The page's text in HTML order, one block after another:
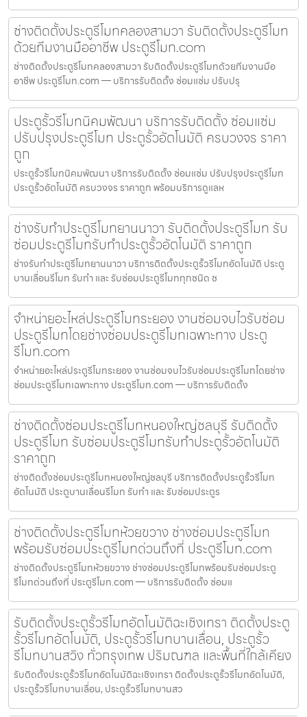
ช่างติดตั้งประตูรีโมทคลองสามวา รับติดตั้งประตูรีโมท
ด้วยทีมงานมืออาชีพ ประตูรีโมท.com
ช่างติดตั้งประตูรีโมทคลองสามวา รับติดตั้งประตูรีโมทด้วยทีมงานมือ
อาชีพ ประตูรีโมท.com — บริการรับติดตั้ง ซ่อมแซ่ม ปรับปรุ
ประตูรั้วรีโมทนิคมพัฒนา บริการรับติดตั้ง ซ่อมแซ่ม
ปรับปรุงประตูรีโมท ประตูรั้วอัตโนมัติ ครบวงจร ราคา
ถูก
ประตูรั้วรีโมทนิคมพัฒนา บริการรับติดตั้ง ซ่อมแซ่ม ปรับปรุงประตูรีโมท
ประตูรั้วอัตโนมัติ ครบวงจร ราคาถูก พร้อมบริการดูแลห
ช่างรับทำประตูรีโมทยานนาวา รับติดตั้งประตูรีโมท รับ
ซ่อมประตูรีโมทรับทำประตูรั้วอัตโนมัติ ราคาถูก
ช่างรับทำประตูรีโมทยานนาวา บริการติดตั้งประตูรั้วรีโมทอัตโนมัติ ประตู
บานเลื่อนรีโมท รับทำ และ รับซ่อมประตูรีโมททุกชนิด ช
จำหน่ายอะไหล่ประตูรีโมทระยอง งานซ่อมจบไวรับซ่อม
ประตูรีโมทโดยช่างซ่อมประตูรีโมทเฉพาะทาง ประตู
รีโมท.com
จำหน่ายอะไหล่ประตูรีโมทระยอง งานซ่อมจบไวรับซ่อมประตูรีโมทโดยช่าง
ซ่อมประตูรีโมทเฉพาะทาง ประตูรีโมท.com — บริการรับติดตั้ง
ช่างติดตั้งซ่อมประตูรีโมทหนองใหญ่ชลบุรี รับติดตั้ง
ประตูรีโมท รับซ่อมประตูรีโมทรับทำประตูรั้วอัตโนมัติ
ราคาถูก
ช่างติดตั้งซ่อมประตูรีโมทหนองใหญ่ชลบุรี บริการติดตั้งประตูรั้วรีโมท
อัตโนมัติ ประตูบานเลื่อนรีโมท รับทำ และ รับซ่อมประตูร
ช่างติดตั้งประตูรีโมทห้วยขวาง ช่างซ่อมประตูรีโมท
พร้อมรับซ่อมประตูรีโมทด่วนถึงที่ ประตูรีโมท.com
ช่างติดตั้งประตูรีโมทห้วยขวาง ช่างซ่อมประตูรีโมทพร้อมรับซ่อมประตู
รีโมทด่วนถึงที่ ประตูรีโมท.com — บริการรับติดตั้ง ซ่อมแ
รับติดตั้งประตูรั้วรีโมทอัตโนมัติฉะเชิงเทรา ติดตั้งประตู
รั้วรีโมทอัตโนมัติ, ประตูรั้วรีโมทบานเลื่อน, ประตูรั้ว
รีโมทบานสวิง ทั่วกรุงเทพ ปริมณฑล และพื้นที่ใกล้เคียง
รับติดตั้งประตูรั้วรีโมทอัตโนมัติฉะเชิงเทรา ติดตั้งประตูรั้วรีโมทอัตโนมัติ,
ประตูรั้วรีโมทบานเลื่อน, ประตูรั้วรีโมทบานสว